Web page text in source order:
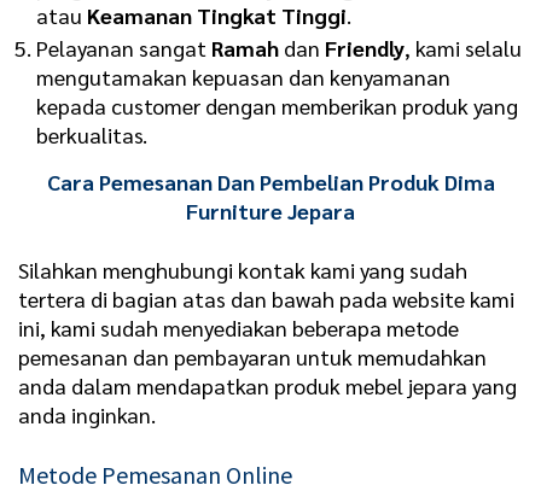
atau Keamanan Tingkat Tinggi
Pelayanan sangat Ramah dan Friendly, kami selalu
mengutamakan kepuasan dan kenyamanan
kepada customer dengan memberikan produk yang
berkualitas.
Cara Pemesanan Dan Pembelian Produk Dima
Furniture Jepara
Silahkan menghubungi kontak kami yang sudah
tertera di bagian atas dan bawah pada website kami
ini, kami sudah menyediakan beberapa metode
pemesanan dan pembayaran untuk memudahkan
anda dalam mendapatkan produk mebel jepara yang
anda inginkan.
Metode Pemesanan Online